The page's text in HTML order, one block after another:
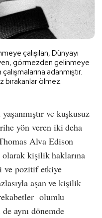
çalışılan, Dünyayı
görmezden gelinmeye
adanmıştır.
bırakanlar ölmez.
ve kuşkusuz
yön veren iki deha
Alva Edison
olarak kişilik haklarına
ve pozitif etkiye
aşan ve kişilik
olumlu
aynı dönemde